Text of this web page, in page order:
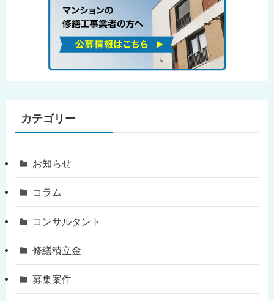
カテゴリー
お知らせ
コラム
コンサルタント
修繕積立金
募集案件